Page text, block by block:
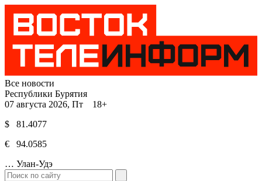
Все новости
Республики Бурятия
07 августа 2026, Пт 18+
$ 81.4077
€ 94.0585
… Улан-Удэ